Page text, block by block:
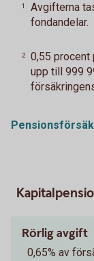
1
Avgifterna
fondandelar.
2
0,55 procent
upp till 999
Rörlig avgift
0,65% av